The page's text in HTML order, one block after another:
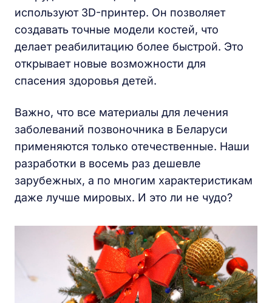
используют 3D-принтер. Он позволяет
создавать точные модели костей, что
делает реабилитацию более быстрой. Это
открывает новые возможности для
спасения здоровья детей.
Важно, что все материалы для лечения
заболеваний позвоночника в Беларуси
применяются только отечественные. Наши
разработки в восемь раз дешевле
зарубежных, а по многим характеристикам
даже лучше мировых. И это ли не чудо?